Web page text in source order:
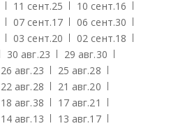
11 сент.25 10 сент.16
07 сент.17 06 сент.30
03 сент.20 02 сент.18
30 авг.23 29 авг.30
26 авг.23 25 авг.28
22 авг.28 21 авг.20
18 авг.38 17 авг.21
14 авг.13 13 авг.17